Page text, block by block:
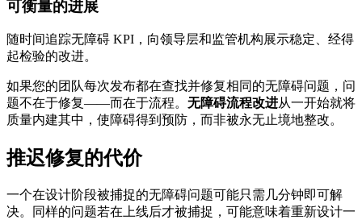
可衡量的进展
随时间追踪无障碍 KPI，向领导层和监管机构展示稳定、经得
起检验的改进。
如果您的团队每次发布都在查找并修复相同的无障碍问题，问
题不在于修复——而在于流程。 无障碍流程改进从一开始就将
质量内建其中，使障碍得到预防，而非被永无止境地整改。
推迟修复的代价
一个在设计阶段被捕捉的无障碍问题可能只需几分钟即可解
决。同样的问题若在上线后才被捕捉，可能意味着重新设计一